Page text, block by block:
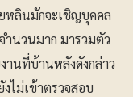
หลินมักจะเชิญบุคคล
ำนวนมาก มารวมตัว
นที่บ้านหลังดังกล่าว
ไม่เข้าตรวจสอบ